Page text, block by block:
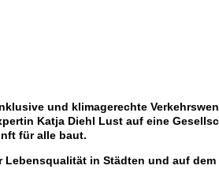
und klimagerechte
Katja Diehl Lust auf eine
für alle baut.
Lebensqualität in Städten und auf